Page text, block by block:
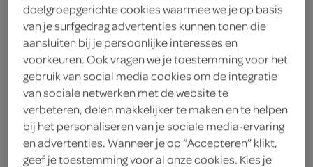
4.
29
150 Gram
Let op: aanbiedingen zijn niet zichtbaar bij de
producten, maar worden wél automatisch
verwerkt in de winkelmand.
doelgroepgerichte cookies waarmee we je op basis
van je surfgedrag advertenties kunnen tonen die
aansluiten bij je persoonlijke interesses en
voorkeuren. Ook vragen we je toestemming voor het
gebruik van social media cookies om de integratie
van sociale netwerken met de website te
verbeteren, delen makkelijker te maken en te helpen
bij het personaliseren van je sociale media-ervaring
en advertenties. Wanneer je op “Accepteren” klikt,
geef je toestemming voor al onze cookies. Kies je